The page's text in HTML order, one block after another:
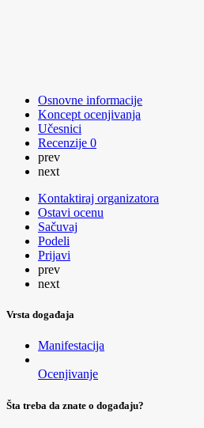
Osnovne informacije
Koncept ocenjivanja
Učesnici
Recenzije 0
prev
next
Kontaktiraj organizatora
Ostavi ocenu
Sačuvaj
Podeli
Prijavi
prev
next
Vrsta događaja
Manifestacija
Ocenjivanje
Šta treba da znate o događaju?